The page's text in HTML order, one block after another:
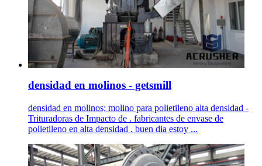
densidad en molinos - getsmill
densidad en molinos; molino para polietileno alta densidad -
Trituradoras de Impacto de . fabricantes de envase de
polietileno en alta densidad . buen dia estoy ...